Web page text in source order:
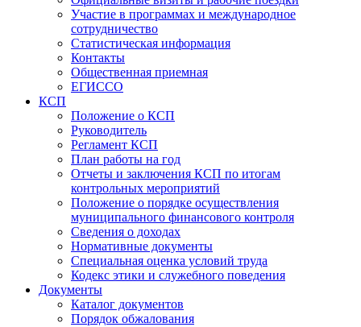
Участие в программах и международное
сотрудничество
Статистическая информация
Контакты
Общественная приемная
ЕГИССО
КСП
Положение о КСП
Руководитель
Регламент КСП
План работы на год
Отчеты и заключения КСП по итогам
контрольных мероприятий
Положение о порядке осуществления
муниципального финансового контроля
Сведения о доходах
Нормативные документы
Специальная оценка условий труда
Кодекс этики и служебного поведения
Документы
Каталог документов
Порядок обжалования